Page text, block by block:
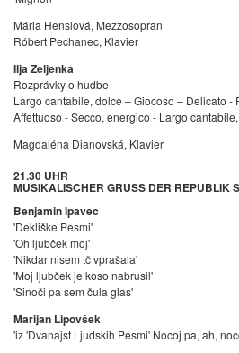
Mária Henslová, Mezzosopran
Róbert Pechanec, Klavier
Ilja Zeljenka
Rozprávky o hudbe
Largo cantabile, dolce – Giocoso – Delicato -
Affettuoso - Secco, energico - Largo
Magdaléna Dianovská, Klavier
21.30 UHR
MUSIKALISCHER GRUSS DER REPUBLIK
Benjamin Ipavec
'Dekliške Pesmi'
'Oh ljubček moj'
'Nikdar nisem tč vprašala'
'Moj ljubček je koso nabrusil'
'Sinoči pa sem čula glas'
Marijan Lipovšek
'iz 'Dvanajst Ljudskih Pesmi' Nocoj pa, ah,